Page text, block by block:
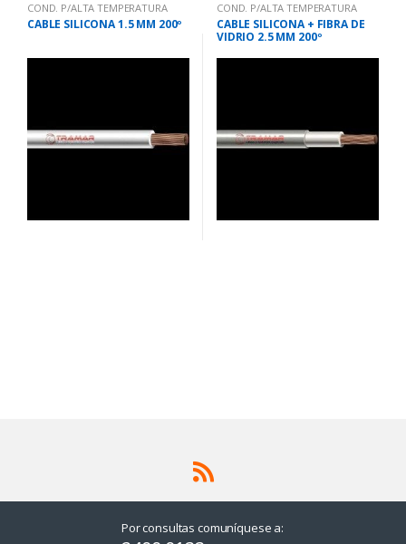
COND. P/ALTA TEMPERATURA
CABLE SILICONA 1.5 MM 200º
COND. P/ALTA TEMPERATURA
CABLE SILICONA + FIBRA DE
VIDRIO 2.5 MM 200º
Por consultas comuníquese a: